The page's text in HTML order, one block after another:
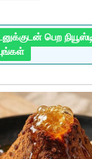
பெற